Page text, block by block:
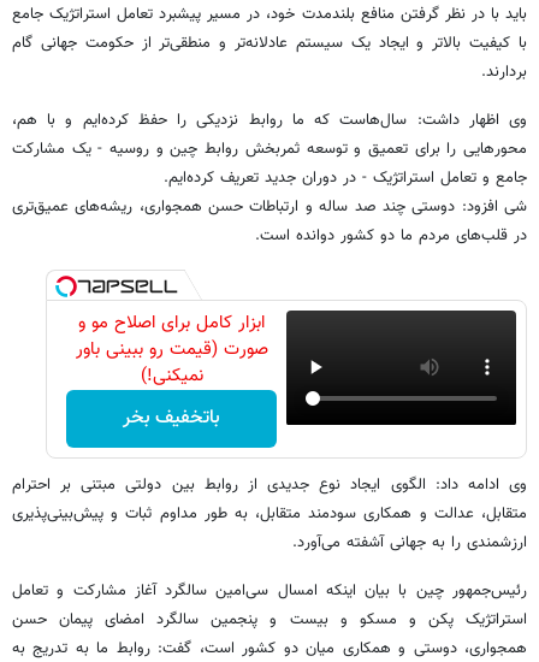
باید با در نظر گرفتن منافع بلندمدت خود، در مسیر پیشبرد تعامل استراتژیک جامع
با کیفیت بالاتر و ایجاد یک سیستم عادلانه‌تر و منطقی‌تر از حکومت جهانی گام
بردارند.
وی اظهار داشت: سال‌هاست که ما روابط نزدیکی را حفظ کرده‌ایم و با هم،
محورهایی را برای تعمیق و توسعه ثمربخش روابط چین و روسیه - یک مشارکت
جامع و تعامل استراتژیک - در دوران جدید تعریف کرده‌ایم.
شی افزود: دوستی چند صد ساله و ارتباطات حسن همجواری، ریشه‌های عمیق‌تری
در قلب‌های مردم ما دو کشور دوانده است.
ابزار کامل برای اصلاح مو و
صورت (قیمت رو ببینی باور
نمیکنی!)
باتخفیف بخر
وی ادامه داد: الگوی ایجاد نوع جدیدی از روابط بین دولتی مبتنی بر احترام
متقابل، عدالت و همکاری سودمند متقابل، به طور مداوم ثبات و پیش‌بینی‌پذیری
ارزشمندی را به جهانی آشفته می‌آورد.
رئیس‌جمهور چین با بیان اینکه امسال سی‌امین سالگرد آغاز مشارکت و تعامل
استراتژیک پکن و مسکو و بیست و پنجمین سالگرد امضای پیمان حسن
همجواری، دوستی و همکاری میان دو کشور است، گفت: روابط ما به تدریج به